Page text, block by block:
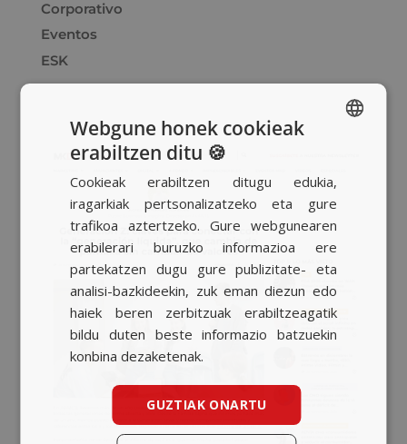
Corporativo
Eventos
ESK
BASQUE
CATALAN
ENGLISH
Webgune honek cookieak
erabiltzen ditu 🍪
Cookieak erabiltzen ditugu edukia,
iragarkiak pertsonalizatzeko eta gure
trafikoa aztertzeko. Gure webgunearen
erabilerari buruzko informazioa ere
partekatzen dugu gure publizitate- eta
analisi-bazkideekin, zuk eman diezun edo
haiek beren zerbitzuak erabiltzeagatik
bildu duten beste informazio batzuekin
konbina dezaketenak.
GUZTIAK ONARTU